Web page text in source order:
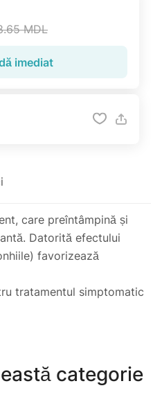
MDL
imediat
care preîntâmpină și
Datorită efectului
favorizează
tratamentul simptomatic
exact aşa cum
sau farmacistul.
categorie